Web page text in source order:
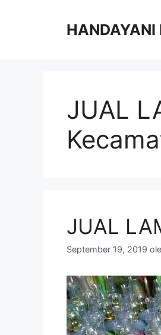
HANDAYANI
JUAL
JUAL
September 19, 2019